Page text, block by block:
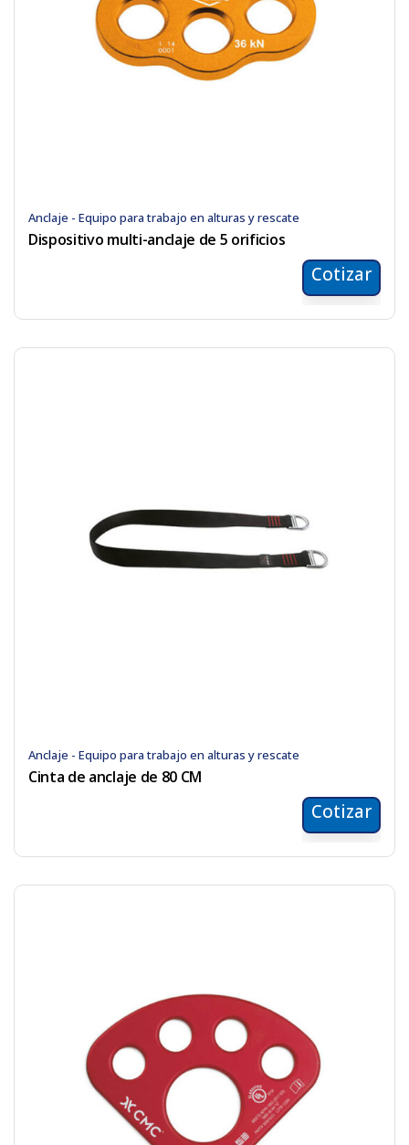
Anclaje - Equipo para trabajo en alturas y rescate
Dispositivo multi-anclaje de 5 orificios
Cotizar
Anclaje - Equipo para trabajo en alturas y rescate
Cinta de anclaje de 80 CM
Cotizar